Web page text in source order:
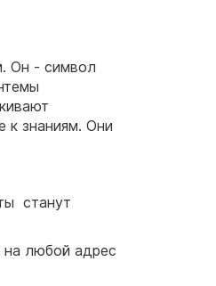
Он - символ
к знаниям. Они
станут
на любой адрес